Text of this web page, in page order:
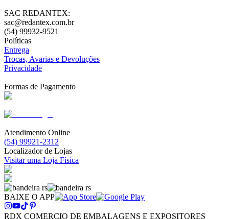
SAC REDANTEX:
sac@redantex.com.br
(54) 99932-9521
Políticas
Entrega
Trocas, Avarias e Devoluções
Privacidade
Formas de Pagamento
Atendimento Online
(54) 99921-2312
Localizador de Lojas
Visitar uma Loja Física
BAIXE O APP
RDX COMERCIO DE EMBALAGENS E EXPOSITORES